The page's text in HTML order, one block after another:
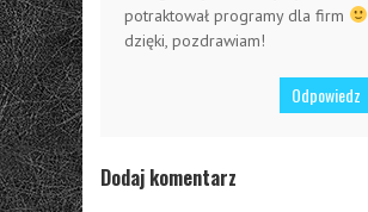
potraktował programy dla firm
dzięki, pozdrawiam!
Odpowiedz
Dodaj komentarz